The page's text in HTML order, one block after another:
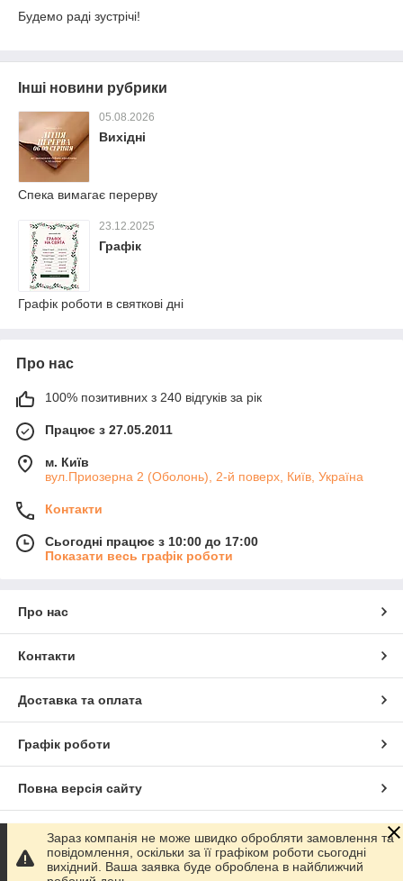
Будемо раді зустрічі!
Інші новини рубрики
05.08.2026
Вихідні
Спека вимагає перерву
23.12.2025
Графік
Графік роботи в святкові дні
Про нас
100% позитивних з 240 відгуків за рік
Працює з 27.05.2011
м. Київ
вул.Приозерна 2 (Оболонь), 2-й поверх, Київ, Україна
Контакти
Сьогодні працює з 10:00 до 17:00
Показати весь графік роботи
Про нас
Контакти
Доставка та оплата
Графік роботи
Повна версія сайту
Сайт створено на маркетплейсі Prom.ua
Політика конфіденційності
Зараз компанія не може швидко обробляти замовлення та
повідомлення, оскільки за її графіком роботи сьогодні
вихідний. Ваша заявка буде оброблена в найближчий